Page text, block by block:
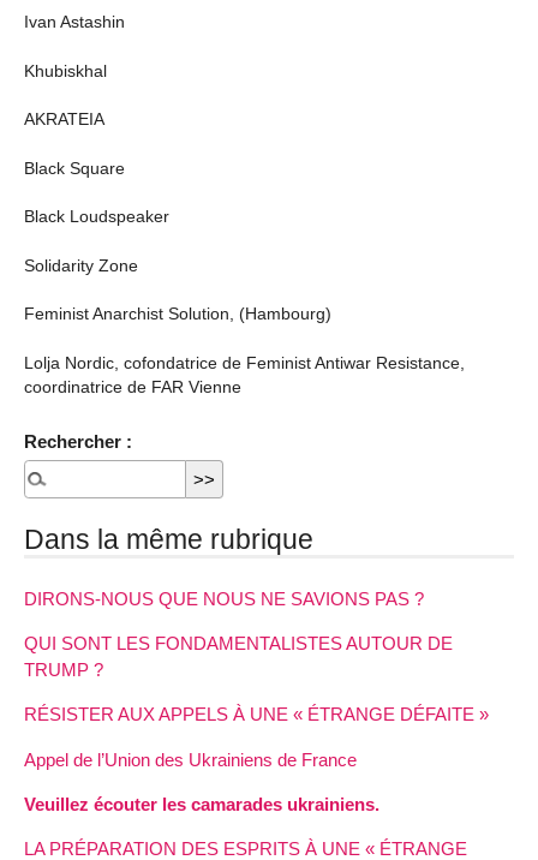
Ivan Astashin
Khubiskhal
AKRATEIA
Black Square
Black Loudspeaker
Solidarity Zone
Feminist Anarchist Solution, (Hambourg)
Lolja Nordic, cofondatrice de Feminist Antiwar Resistance,
coordinatrice de FAR Vienne
Rechercher :
Dans la même rubrique
DIRONS-NOUS QUE NOUS NE SAVIONS PAS ?
QUI SONT LES FONDAMENTALISTES AUTOUR DE
TRUMP ?
RÉSISTER AUX APPELS À UNE « ÉTRANGE DÉFAITE »
Appel de l’Union des Ukrainiens de France
Veuillez écouter les camarades ukrainiens.
LA PRÉPARATION DES ESPRITS À UNE « ÉTRANGE